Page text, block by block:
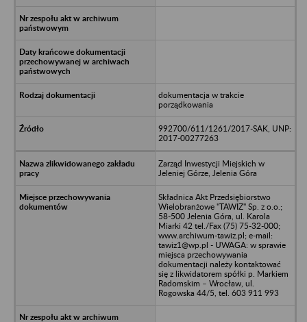
dokumentacja w trakcie
porządkowania
992700/611/1261/2017-SAK, UNP:
2017-00277263
Zarząd Inwestycji Miejskich w
Jeleniej Górze, Jelenia Góra
Składnica Akt Przedsiębiorstwo
Wielobranżowe "TAWIZ" Sp. z o.o.;
58-500 Jelenia Góra, ul. Karola
Miarki 42 tel./Fax (75) 75-32-000;
www.archiwum-tawiz.pl; e-mail:
tawiz1@wp.pl - UWAGA: w sprawie
miejsca przechowywania
dokumentacji należy kontaktować
się z likwidatorem spółki p. Markiem
Radomskim – Wrocław, ul.
Rogowska 44/5, tel. 603 911 993